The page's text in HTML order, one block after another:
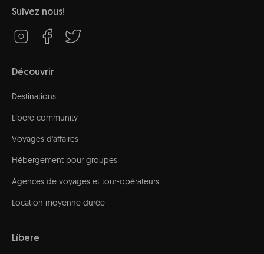
Suivez nous!
Découvrir
Destinations
Líbere community
Voyages d'affaires
Hébergement pour groupes
Agences de voyages et tour-opérateurs
Location moyenne durée
Líbere